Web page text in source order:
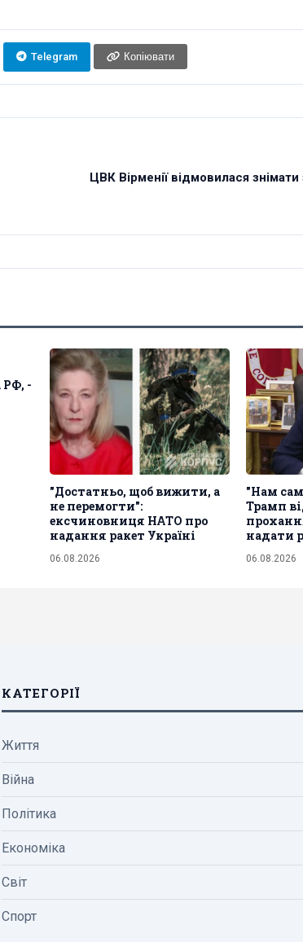
Telegram Копіювати
ЦВК Вірменії відмовилася знімати
РФ, -
"Достатньо, щоб вижити, а
не перемогти":
ексчиновниця НАТО про
надання ракет Україні
06.08.2026
"Нам
Трамп
надати
06.08.2026
КАТЕГОРІЇ
Життя
Війна
Політика
Економіка
Світ
Спорт